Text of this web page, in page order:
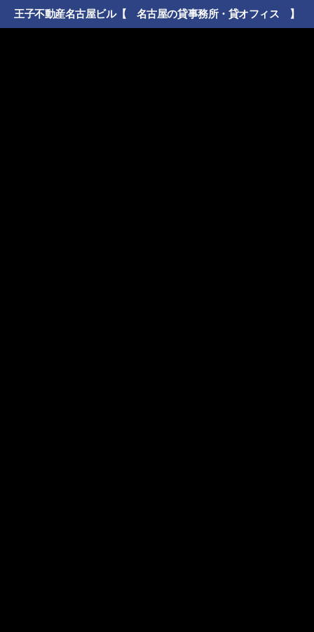
王子不動産名古屋ビル【 名古屋の貸事務所・貸オフィス 】